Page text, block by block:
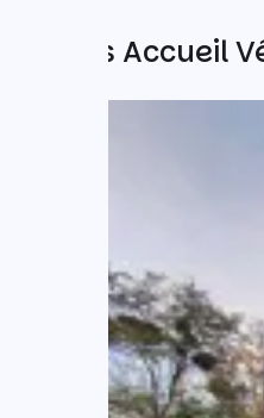
Autres Accueil